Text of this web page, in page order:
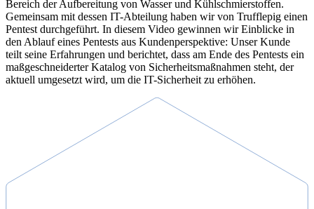
Bereich der Aufbereitung von Wasser und Kühlschmierstoffen.
Gemeinsam mit dessen IT-Abteilung haben wir von Trufflepig einen
Pentest durchgeführt. In diesem Video gewinnen wir Einblicke in
den Ablauf eines Pentests aus Kundenperspektive: Unser Kunde
teilt seine Erfahrungen und berichtet, dass am Ende des Pentests ein
maßgeschneiderter Katalog von Sicherheitsmaßnahmen steht, der
aktuell umgesetzt wird, um die IT-Sicherheit zu erhöhen.